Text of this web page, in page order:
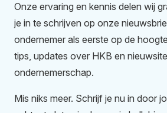
Onze ervaring en kennis delen wij
je in te schrijven op onze
ondernemer als eerste op de
tips, updates over HKB en
ondernemerschap.
Mis niks meer. Schrijf je nu in door